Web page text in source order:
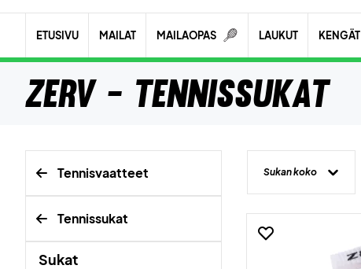
ETUSIVU MAILAT MAILAOPAS LAUKUT KENGÄT
ZERV - Tennissukat
Tennisvaatteet
Tennissukat
Sukat
Sukan koko